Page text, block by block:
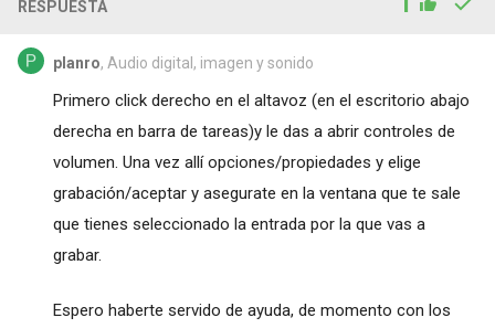
RESPUESTA
planro, Audio digital, imagen y sonido
Primero click derecho en el altavoz (en el escritorio abajo
derecha en barra de tareas)y le das a abrir controles de
volumen. Una vez allí opciones/propiedades y elige
grabación/aceptar y asegurate en la ventana que te sale
que tienes seleccionado la entrada por la que vas a
grabar.
Espero haberte servido de ayuda, de momento con los